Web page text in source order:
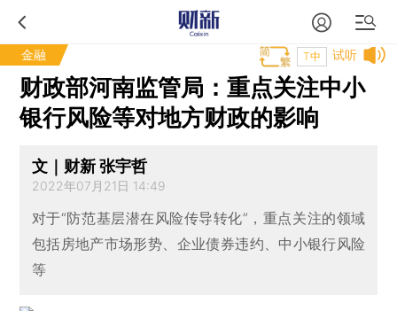
金融 试听
T中
财政部河南监管局：重点关注中小
银行风险等对地方财政的影响
文｜财新 张宇哲
2022年07月21日 14:49
对于“防范基层潜在风险传导转化”，重点关注的领域
包括房地产市场形势、企业债券违约、中小银行风险
等